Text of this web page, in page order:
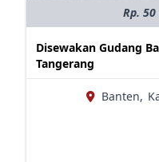
Rp.
Disewakan Gudang
Tangerang
Banten,